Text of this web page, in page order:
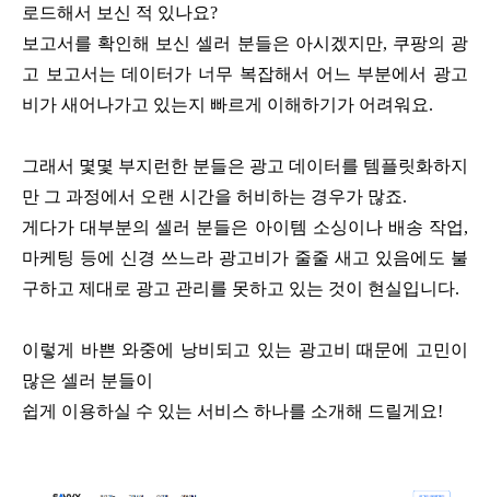
로드해서 보신 적 있나요?
보고서를 확인해 보신 셀러 분들은 아시겠지만, 쿠팡의 광
고 보고서는 데이터가 너무 복잡해서 어느 부분에서 광고
비가 새어나가고 있는지 빠르게 이해하기가 어려워요.
그래서 몇몇 부지런한 분들은 광고 데이터를 템플릿화하지
만 그 과정에서 오랜 시간을 허비하는 경우가 많죠.
게다가 대부분의 셀러 분들은 아이템 소싱이나 배송 작업,
마케팅 등에 신경 쓰느라 광고비가 줄줄 새고 있음에도 불
구하고 제대로 광고 관리를 못하고 있는 것이 현실입니다.
이렇게 바쁜 와중에 낭비되고 있는 광고비 때문에 고민이
많은 셀러 분들이
쉽게 이용하실 수 있는 서비스 하나를 소개해 드릴게요!